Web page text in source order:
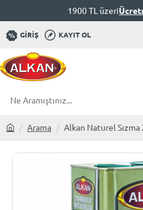
1900 TL üzeri
GIRIŞ KAYIT OL
Ne
Arama Alkan Naturel